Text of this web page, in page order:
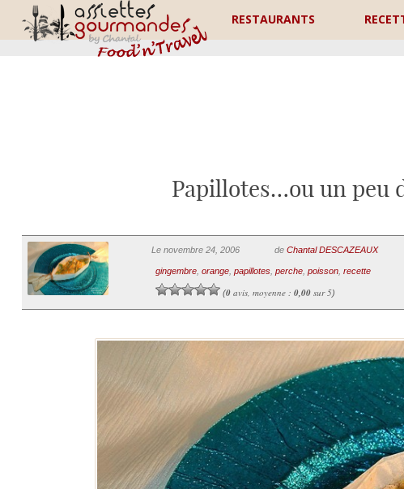
RESTAURANTS
Papillotes…ou un peu
Le novembre 24, 2006 de Chantal DESCAZEAUX
gingembre, orange, papillotes, perche, poisson, recette
(0avis, moyenne : 0,00sur 5)